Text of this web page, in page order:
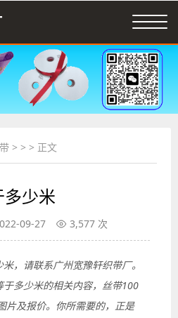
> > > 正文
少米
09-27 3,577 次
，请联系广州宽豫轩织带厂。
多少米的相关内容，丝带100
片及报价。你所需要的，正是